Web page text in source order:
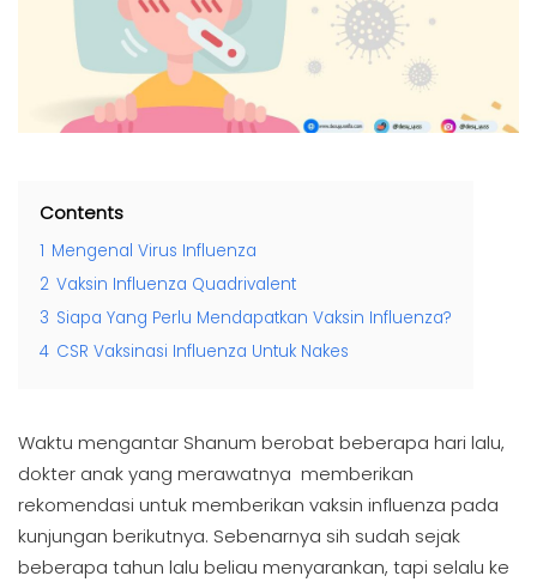
Contents
1 Mengenal Virus Influenza
2 Vaksin Influenza Quadrivalent
3 Siapa Yang Perlu Mendapatkan Vaksin Influenza?
4 CSR Vaksinasi Influenza Untuk Nakes
Waktu mengantar Shanum berobat beberapa hari lalu,
dokter anak yang merawatnya memberikan
rekomendasi untuk memberikan vaksin influenza pada
kunjungan berikutnya. Sebenarnya sih sudah sejak
beberapa tahun lalu beliau menyarankan, tapi selalu ke